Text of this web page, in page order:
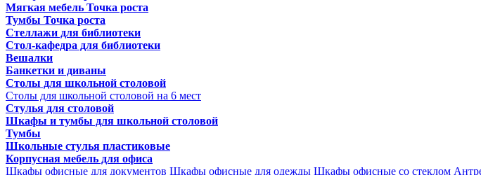
Мягкая мебель Точка роста
Тумбы Точка роста
Стеллажи для библиотеки
Стол-кафедра для библиотеки
Вешалки
Банкетки и диваны
Столы для школьной столовой
Столы для школьной столовой на 6 мест
Стулья для столовой
Шкафы и тумбы для школьной столовой
Тумбы
Школьные стулья пластиковые
Корпусная мебель для офиса
Шкафы офисные для документов Шкафы офисные для одежды Шкафы офисные со стеклом